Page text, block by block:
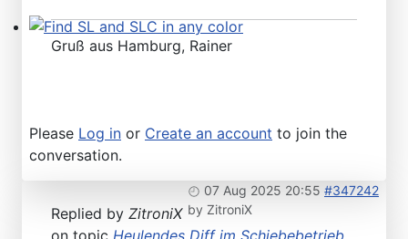
Find SL and SLC in any color
Gruß aus Hamburg, Rainer
Please Log in or Create an account to join the
conversation.
07 Aug 2025 20:55 #347242
by ZitroniX
Replied by ZitroniX
on topic Heulendes Diff im Schiebebetrieb